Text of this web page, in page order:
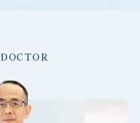
DOCTOR